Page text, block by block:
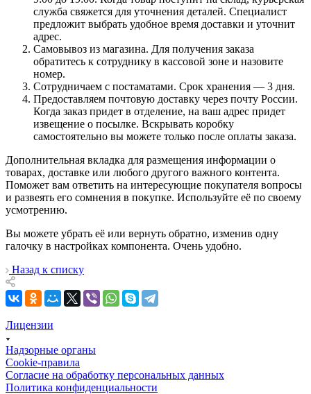
служба свяжется для уточнения деталей. Специалист
предложит выбрать удобное время доставки и уточнит
адрес.
Самовывоз из магазина. Для получения заказа
обратитесь к сотруднику в кассовой зоне и назовите
номер.
Сотрудничаем с постаматами. Срок хранения — 3 дня.
Предоставляем почтовую доставку через почту России.
Когда заказ придет в отделение, на ваш адрес придет
извещение о посылке. Вскрывать коробку
самостоятельно вы можете только после оплаты заказа.
Дополнительная вкладка для размещения информации о
товарах, доставке или любого другого важного контента.
Поможет вам ответить на интересующие покупателя вопросы
и развеять его сомнения в покупке. Используйте её по своему
усмотрению.
Вы можете убрать её или вернуть обратно, изменив одну
галочку в настройках компонента. Очень удобно.
Назад к списку
Лицензии
Надзорные органы
Cookie-правила
Согласие на обработку персональных данных
Политика конфиденциальности